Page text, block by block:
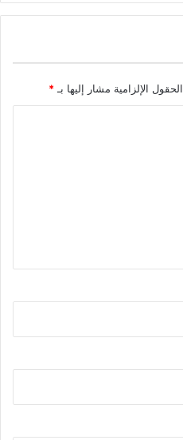
الحقول الإلزامية مشار إليها بـ*